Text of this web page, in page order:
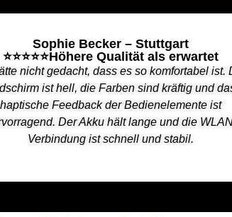
Sophie Becker – Stuttgart
⭐⭐⭐⭐⭐Höhere Qualität als erwartet
nicht gedacht, dass es so komfortabel ist.
ist hell, die Farben sind kräftig und
haptische Feedback der Bedienelemente ist
Der Akku hält lange und die
Verbindung ist schnell und stabil.